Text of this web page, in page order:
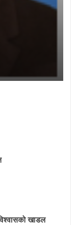
खाडल